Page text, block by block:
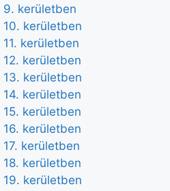
9. kerületben
kerületben
kerületben
kerületben
kerületben
kerületben
kerületben
kerületben
kerületben
kerületben
kerületben